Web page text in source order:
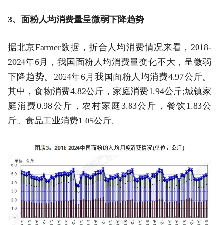
3、面粉人均消费量呈微弱下降趋势
据北京Farmer数据，折合人均消费情况来看，2018-
2024年6月，我国面粉人均消费量变化不大，呈微弱
下降趋势。2024年6月我国面粉人均消费4.97公斤。
其中，食物消费4.82公斤，家庭消费1.94公斤;城镇家
庭消费0.98公斤，农村家庭3.83公斤，餐饮1.83公
斤。食品工业消费1.05公斤。